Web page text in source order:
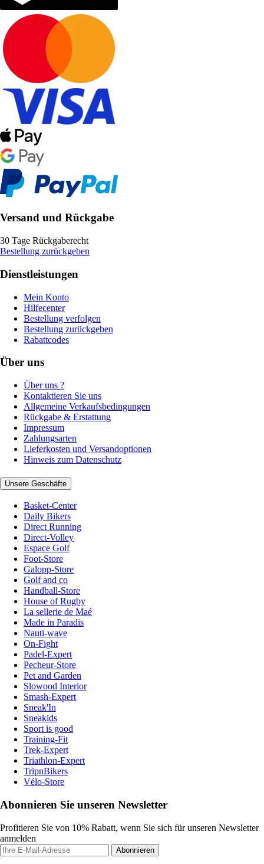
Versand und Rückgabe
30 Tage Rückgaberecht
Bestellung zurückgeben
Dienstleistungen
Mein Konto
Hilfecenter
Bestellung verfolgen
Bestellung zurückgeben
Rabattcodes
Über uns
Über uns ?
Kontaktieren Sie uns
Allgemeine Verkaufsbedingungen
Rückgabe & Erstattung
Impressum
Zahlungsarten
Lieferkosten und Versandoptionen
Hinweis zum Datenschutz
Unsere Geschäfte
Basket-Center
Daily Bikers
Direct Running
Direct-Volley
Espace Golf
Foot-Store
Galopp-Store
Golf and co
Handball-Store
House of Rugby
La sellerie de Maé
Made in Paradis
Nauti-wave
On-Fight
Padel-Expert
Pecheur-Store
Pet and Garden
Slowood Interior
Smash-Expert
Sneak'In
Sneakids
Sport is good
Training-Fit
Trek-Expert
Triathlon-Expert
TripnBikers
Vélo-Store
Abonnieren Sie unseren Newsletter
Profitieren Sie von 10% Rabatt, wenn Sie sich für unseren Newsletter
anmelden
Abonnieren